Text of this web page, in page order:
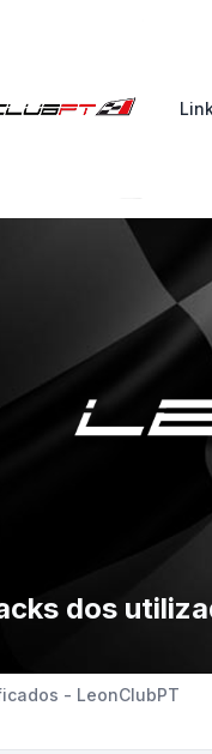
dos
- LeonClubPT